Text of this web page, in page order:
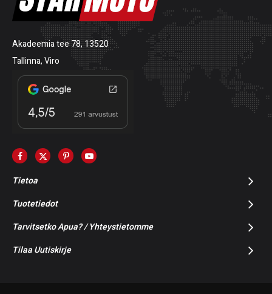
Akadeemia tee 78, 13520
Tallinna, Viro
Tietoa
Tuotetiedot
Tarvitsetko Apua? / Yhteystietomme
Tilaa Uutiskirje